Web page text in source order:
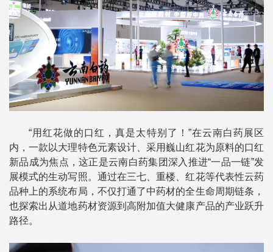
“用红花做的口红，真是太特别了！”在云南白药展区
内，一款以大理特色元素设计、采用巍山红花为原料的口红
新品成为焦点，这正是云南白药集团深入推进“一品一链”发
展模式的生动写照。通过在三七、重楼、红花等代表性云药
品种上的系统布局，不仅打通了中药材的全生命周期链条，
也探索出从道地药材资源到高附加值大健康产品的产业跃升
路径。